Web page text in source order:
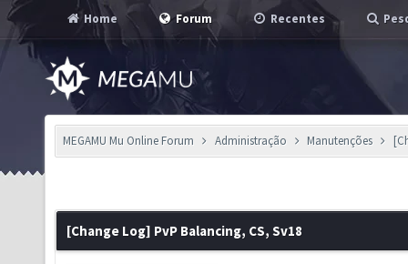
Home Forum Recentes
MEGAMU Mu Online Forum Administração Manutenções
[Change Log] PvP Balancing, CS, Sv18